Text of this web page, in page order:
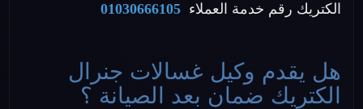
الكتريك رقم خدمة العملاء 01030666105
هل يقدم وكيل غسالات جنرال
الكتريك ضمان بعد الصيانة ؟